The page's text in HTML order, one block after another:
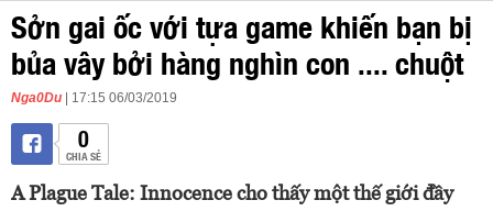
Sởn gai ốc với tựa game khiến bạn bị
bủa vây bởi hàng nghìn con .... chuột
Nga0Du | 17:15 06/03/2019
0
CHIA SẺ
A Plague Tale: Innocence cho thấy một thế giới đầy